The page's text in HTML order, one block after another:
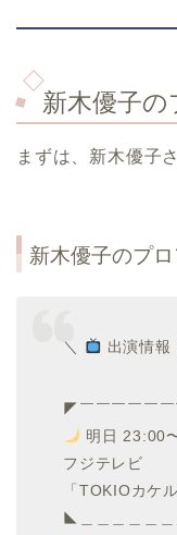
新木優子
まずは、新木優子
新木優子のプ
＼ 出演情報
◤￣￣￣￣￣
明日 23:00
フジテレビ
「TOKIOカケル
◣＿＿＿＿＿